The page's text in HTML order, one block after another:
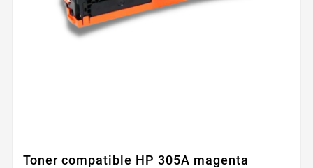
Toner compatible HP 305A magenta